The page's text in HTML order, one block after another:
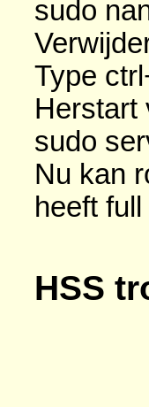
sudo
Type
Herstart
sudo
Nu kan
heeft
HSS